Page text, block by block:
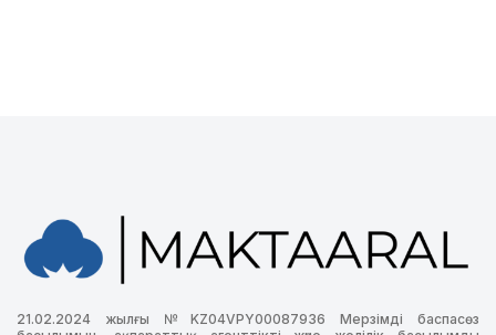
21.02.2024 жылғы №KZ04VPY00087936 Мерзімді баспасөз